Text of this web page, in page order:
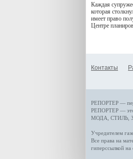
Каждая
которая
имеет право
Центре
Контакты
РЕПОРТЕР —
РЕПОРТЕР —
МОДА, СТИЛЬ
Учредителем
Все права на
гиперссылкой